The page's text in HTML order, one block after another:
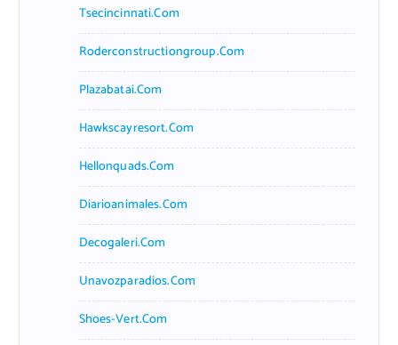
Tsecincinnati.com
Roderconstructiongroup.com
Plazabatai.com
Hawkscayresort.com
Hellonquads.com
Diarioanimales.com
Decogaleri.com
Unavozparadios.com
Shoes-Vert.com